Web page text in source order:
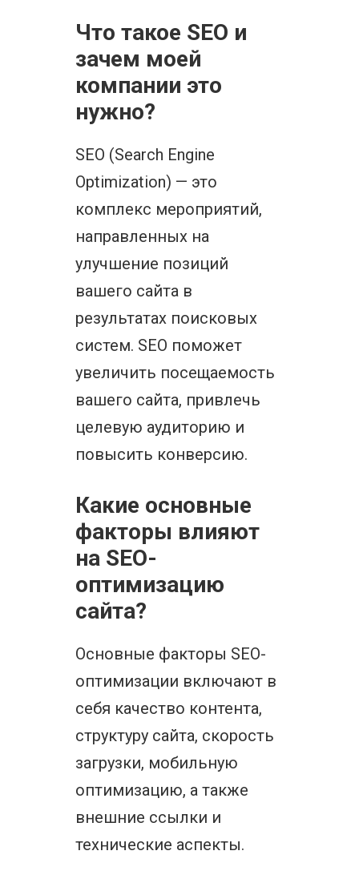
Что такое SEO и
зачем моей
компании это
нужно?
SEO (Search Engine
Optimization) — это
комплекс мероприятий,
направленных на
улучшение позиций
вашего сайта в
результатах поисковых
систем. SEO поможет
увеличить посещаемость
вашего сайта, привлечь
целевую аудиторию и
повысить конверсию.
Какие основные
факторы влияют
на SEO-
оптимизацию
сайта?
Основные факторы SEO-
оптимизации включают в
себя качество контента,
структуру сайта, скорость
загрузки, мобильную
оптимизацию, а также
внешние ссылки и
технические аспекты.